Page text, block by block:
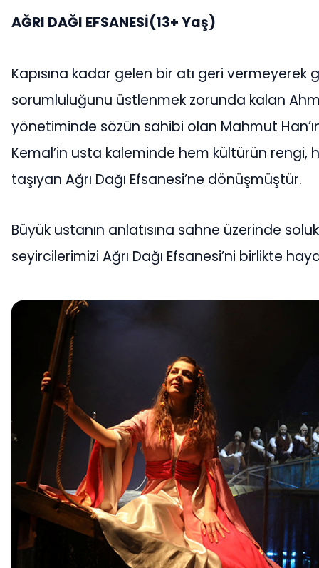
AĞRI DAĞI EFSANESİ(13+ Yaş)
Kapısına kadar gelen bir atı geri vermeyerek
sorumluluğunu üstlenmek zorunda kalan
yönetiminde sözün sahibi olan Mahmut Han’ın
Kemal’in usta kaleminde hem kültürün rengi,
taşıyan Ağrı Dağı Efsanesi’ne dönüşmüştür.
Büyük ustanın anlatısına sahne üzerinde
seyircilerimizi Ağrı Dağı Efsanesi’ni birlikte